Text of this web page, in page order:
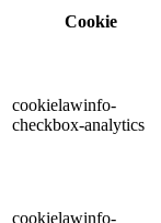
Cookie
cookielawinfo-
checkbox-analytics
cookielawinfo-